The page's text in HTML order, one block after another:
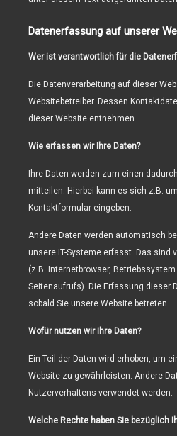
Datenerfassung auf unserer
Wer ist verantwortlich für die
Die Datenverarbeitung auf dieser
Websitebetreiber. Dessen
dieser Website entnehmen.
Wie erfassen wir Ihre Daten?
Ihre Daten werden zum einen
mitteilen. Hierbei kann es sich z.B.
Kontaktformular eingeben.
Andere Daten werden automatisch
unsere IT-Systeme erfasst. Das sind
(z.B. Internetbrowser,
Seitenaufrufs). Die Erfassung dieser
sobald Sie unsere Website betreten.
Wofür nutzen wir Ihre Daten?
Ein Teil der Daten wird erhoben, um
Website zu gewährleisten. Andere
Nutzerverhaltens verwendet werden.
Welche Rechte haben Sie bezüglich